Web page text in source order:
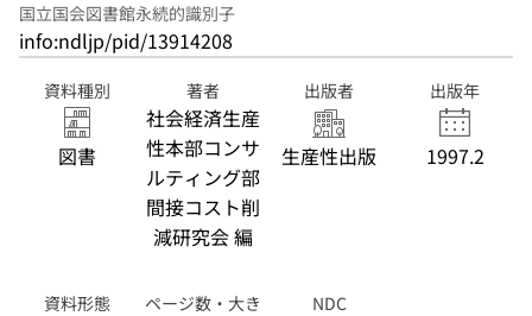
国立国会図書館永続的識別子
info:ndljp/pid/13914208
資料種別
図書
著者
社会経済生産
性本部コンサ
ルティング部
間接コスト削
減研究会 編
出版者
生産性出版
出版年
1997.2
資料形態
ページ数・大き
NDC